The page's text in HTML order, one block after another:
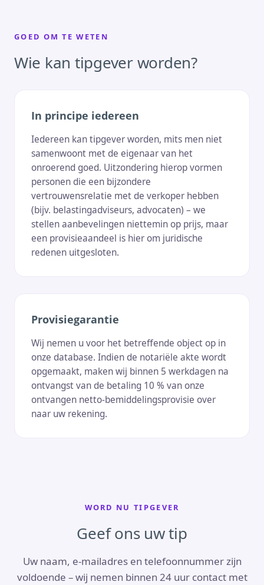
GOED OM TE WETEN
Wie kan tipgever worden?
In principe iedereen
Iedereen kan tipgever worden, mits men niet
samenwoont met de eigenaar van het
onroerend goed. Uitzondering hierop vormen
personen die een bijzondere
vertrouwensrelatie met de verkoper hebben
(bijv. belastingadviseurs, advocaten) – we
stellen aanbevelingen niettemin op prijs, maar
een provisieaandeel is hier om juridische
redenen uitgesloten.
Provisiegarantie
Wij nemen u voor het betreffende object op in
onze database. Indien de notariële akte wordt
opgemaakt, maken wij binnen 5 werkdagen na
ontvangst van de betaling 10 % van onze
ontvangen netto-bemiddelingsprovisie over
naar uw rekening.
WORD NU TIPGEVER
Geef ons uw tip
Uw naam, e-mailadres en telefoonnummer zijn
voldoende – wij nemen binnen 24 uur contact met